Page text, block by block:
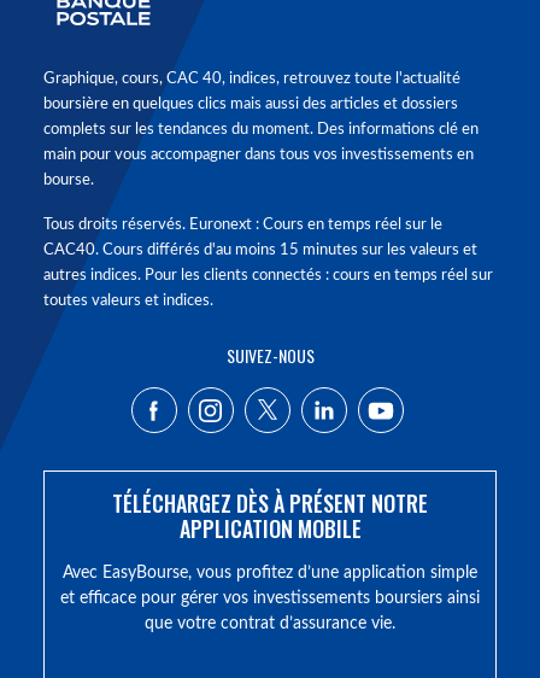
Graphique, cours, CAC 40, indices, retrouvez toute l'actualité
boursière en quelques clics mais aussi des articles et dossiers
complets sur les tendances du moment. Des informations clé en
main pour vous accompagner dans tous vos investissements en
bourse.
Tous droits réservés. Euronext : Cours en temps réel sur le
CAC40. Cours différés d'au moins 15 minutes sur les valeurs et
autres indices. Pour les clients connectés : cours en temps réel sur
toutes valeurs et indices.
SUIVEZ-NOUS
TÉLÉCHARGEZ DÈS À PRÉSENT NOTRE
APPLICATION MOBILE
Avec EasyBourse, vous profitez d’une application simple
et efficace pour gérer vos investissements boursiers ainsi
que votre contrat d’assurance vie.